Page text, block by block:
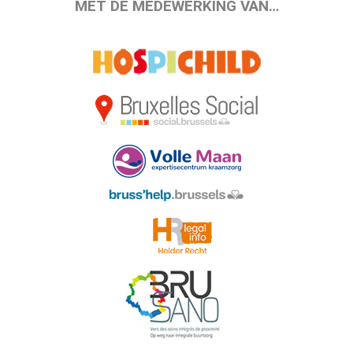
MET DE MEDEWERKING VAN…